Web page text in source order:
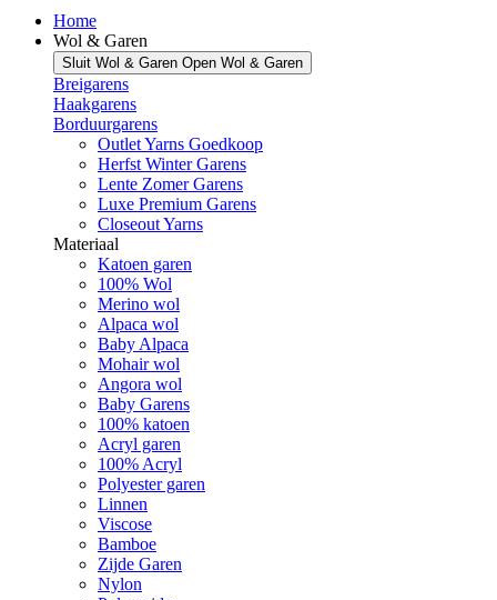
Home
Wol & Garen
Sluit Wol & Garen Open Wol & Garen
Breigarens
Haakgarens
Borduurgarens
Outlet Yarns Goedkoop
Herfst Winter Garens
Lente Zomer Garens
Luxe Premium Garens
Closeout Yarns
Materiaal
Katoen garen
100% Wol
Merino wol
Alpaca wol
Baby Alpaca
Mohair wol
Angora wol
Baby Garens
100% katoen
Acryl garen
100% Acryl
Polyester garen
Linnen
Viscose
Bamboe
Zijde Garen
Nylon